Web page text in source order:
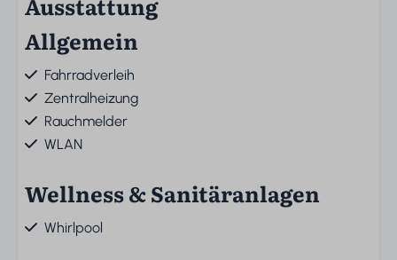
Allgemein
Fahrradverleih
Zentralheizung
Rauchmelder
WLAN
Wellness & Sanitäranlagen
Whirlpool